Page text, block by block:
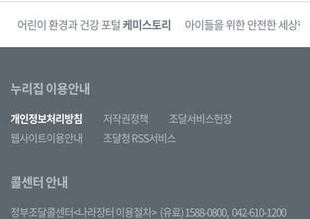
어린이 환경과 건강 포털케미스토리 아이들을 위한 안전한 세상
누리집 이용안내
개인정보처리방침 저작권정책
조달서비스헌장
웹사이트이용안내
조달청 RSS서비스
콜센터 안내
정부조달콜센터<나라장터 이용절차> (유료) 1588-0800, 042-610-1200